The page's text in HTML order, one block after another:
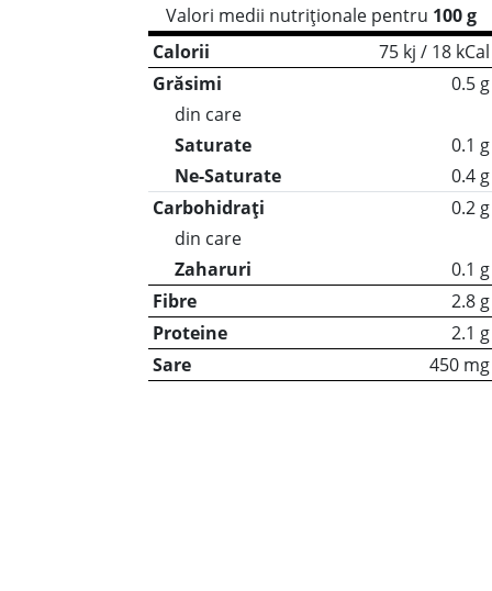
Valori medii nutriționale pentru 100 g
Calorii
75 kj / 18 kCal
Grăsimi
0.5 g
din care
Saturate
0.1 g
Ne-Saturate
0.4 g
Carbohidrați
0.2 g
din care
Zaharuri
0.1 g
Fibre
2.8 g
Proteine
2.1 g
Sare
450 mg